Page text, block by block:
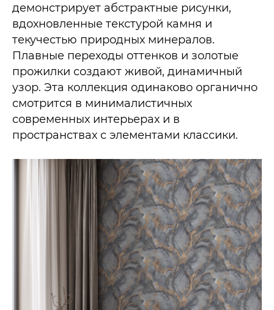
демонстрирует абстрактные рисунки,
вдохновленные текстурой камня и
текучестью природных минералов.
Плавные переходы оттенков и золотые
прожилки создают живой, динамичный
узор. Эта коллекция одинаково органично
смотрится в минималистичных
современных интерьерах и в
пространствах с элементами классики.​